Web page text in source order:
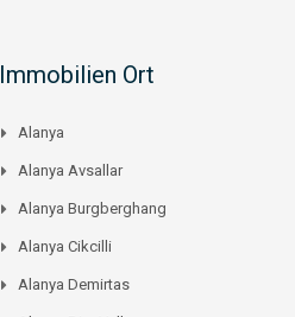
Immobilien Ort
Alanya
Alanya Avsallar
Alanya Burgberghang
Alanya Cikcilli
Alanya Demirtas